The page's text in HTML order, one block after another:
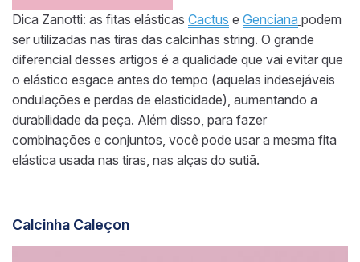
Dica Zanotti: as fitas elásticas Cactus e Genciana podem
ser utilizadas nas tiras das calcinhas string. O grande
diferencial desses artigos é a qualidade que vai evitar que
o elástico esgace antes do tempo (aquelas indesejáveis
ondulações e perdas de elasticidade), aumentando a
durabilidade da peça. Além disso, para fazer
combinações e conjuntos, você pode usar a mesma fita
elástica usada nas tiras, nas alças do sutiã.
Calcinha Caleçon